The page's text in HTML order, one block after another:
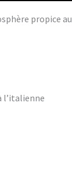
propice
l’italienne